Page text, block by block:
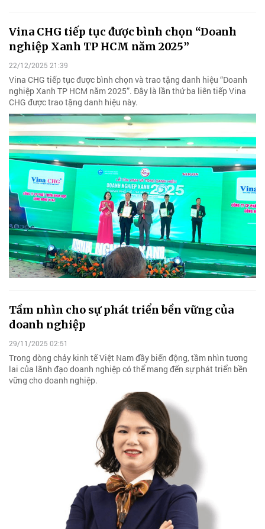
Vina CHG tiếp tục được bình chọn “Doanh
nghiệp Xanh TP HCM năm 2025”
22/12/2025 21:39
Vina CHG tiếp tục được bình chọn và trao tặng danh hiệu “Doanh
nghiệp Xanh TP HCM năm 2025”. Đây là lần thứ ba liên tiếp Vina
CHG được trao tặng danh hiệu này.
Tầm nhìn cho sự phát triển bền vững của
doanh nghiệp
29/11/2025 02:51
Trong dòng chảy kinh tế Việt Nam đầy biến động, tầm nhìn tương
lai của lãnh đạo doanh nghiệp có thể mang đến sự phát triển bền
vững cho doanh nghiệp.